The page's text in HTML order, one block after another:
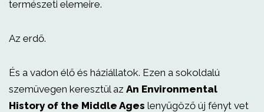
természeti elemeire.
Az erdő.
És a vadon élő és háziállatok. Ezen a sokoldalú
szemüvegen keresztül az An Environmental
History of the Middle Ages lenyűgöző új fényt vet